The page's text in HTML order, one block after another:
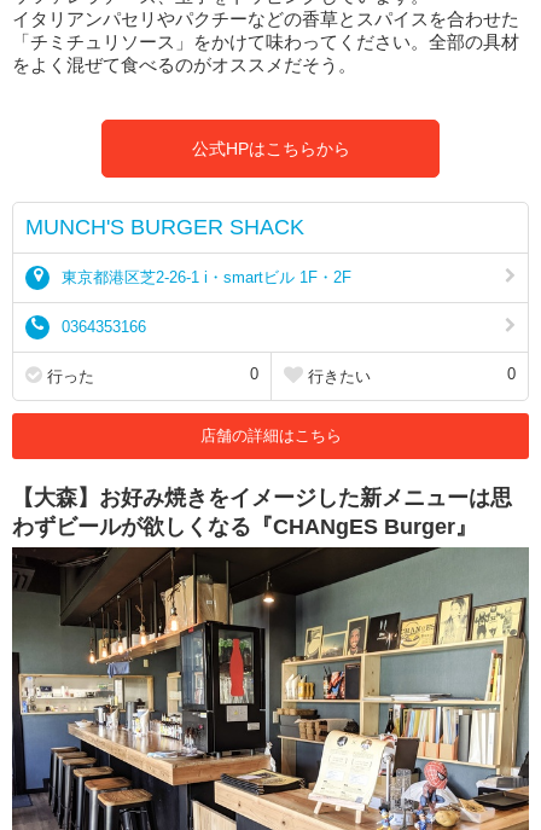
イタリアンパセリやパクチーなどの香草とスパイスを合わせた
「チミチュリソース」をかけて味わってください。全部の具材
をよく混ぜて食べるのがオススメだそう。
公式HPはこちらから
MUNCH'S BURGER SHACK
東京都港区芝2-26-1 i・smartビル 1F・2F
0364353166
行った 0 行きたい 0
店舗の詳細はこちら
【大森】お好み焼きをイメージした新メニューは思
わずビールが欲しくなる『CHANgES Burger』